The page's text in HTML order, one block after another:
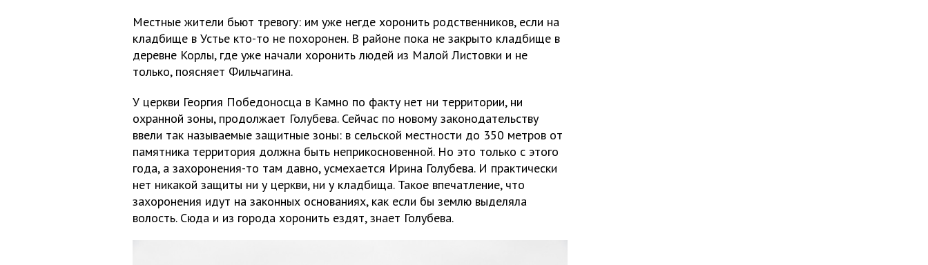
Местные жители бьют тревогу: им уже негде хоронить родственников, если на
кладбище в Устье кто-то не похоронен. В районе пока не закрыто кладбище в
деревне Корлы, где уже начали хоронить людей из Малой Листовки и не
только, поясняет Фильчагина.
У церкви Георгия Победоносца в Камно по факту нет ни территории, ни
охранной зоны, продолжает Голубева. Сейчас по новому законодательству
ввели так называемые защитные зоны: в сельской местности до 350 метров от
памятника территория должна быть неприкосновенной. Но это только с этого
года, а захоронения-то там давно, усмехается Ирина Голубева. И практически
нет никакой защиты ни у церкви, ни у кладбища. Такое впечатление, что
захоронения идут на законных основаниях, как если бы землю выделяла
волость. Сюда и из города хоронить ездят, знает Голубева.